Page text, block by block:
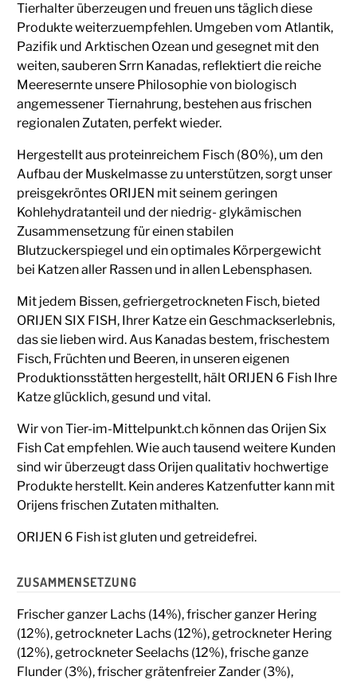
Tierhalter überzeugen und freuen uns täglich diese
Produkte weiterzuempfehlen. Umgeben vom Atlantik,
Pazifik und Arktischen Ozean und gesegnet mit den
weiten, sauberen Srrn Kanadas, reflektiert die reiche
Meeresernte unsere Philosophie von biologisch
angemessener Tiernahrung, bestehen aus frischen
regionalen Zutaten, perfekt wieder.
Hergestellt aus proteinreichem Fisch (80%), um den
Aufbau der Muskelmasse zu unterstützen, sorgt unser
preisgekröntes ORIJEN mit seinem geringen
Kohlehydratanteil und der niedrig- glykämischen
Zusammensetzung für einen stabilen
Blutzuckerspiegel und ein optimales Körpergewicht
bei Katzen aller Rassen und in allen Lebensphasen.
Mit jedem Bissen, gefriergetrockneten Fisch, bieted
ORIJEN SIX FISH, Ihrer Katze ein Geschmackserlebnis,
das sie lieben wird. Aus Kanadas bestem, frischestem
Fisch, Früchten und Beeren, in unseren eigenen
Produktionsstätten hergestellt, hält ORIJEN 6 Fish Ihre
Katze glücklich, gesund und vital.
Wir von Tier-im-Mittelpunkt.ch können das Orijen Six
Fish Cat empfehlen. Wie auch tausend weitere Kunden
sind wir überzeugt dass Orijen qualitativ hochwertige
Produkte herstellt. Kein anderes Katzenfutter kann mit
Orijens frischen Zutaten mithalten.
ORIJEN 6 Fish ist gluten und getreidefrei.
ZUSAMMENSETZUNG
Frischer ganzer Lachs (14%), frischer ganzer Hering
(12%), getrockneter Lachs (12%), getrockneter Hering
(12%), getrockneter Seelachs (12%), frische ganze
Flunder (3%), frischer grätenfreier Zander (3%),